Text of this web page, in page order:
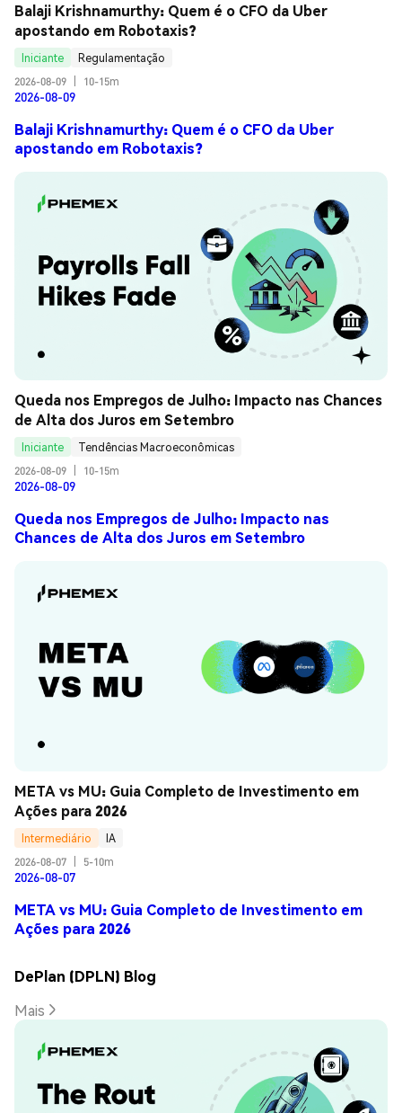
Balaji Krishnamurthy: Quem é o CFO da Uber
apostando em Robotaxis?
Iniciante
Regulamentação
2026-08-09
10-15m
2026-08-09
Balaji Krishnamurthy: Quem é o CFO da Uber
apostando em Robotaxis?
Queda nos Empregos de Julho: Impacto nas Chances
de Alta dos Juros em Setembro
Iniciante
Tendências Macroeconômicas
2026-08-09
10-15m
2026-08-09
Queda nos Empregos de Julho: Impacto nas
Chances de Alta dos Juros em Setembro
META vs MU: Guia Completo de Investimento em
Ações para 2026
Intermediário
IA
2026-08-07
5-10m
2026-08-07
META vs MU: Guia Completo de Investimento em
Ações para 2026
DePlan (DPLN) Blog
Mais